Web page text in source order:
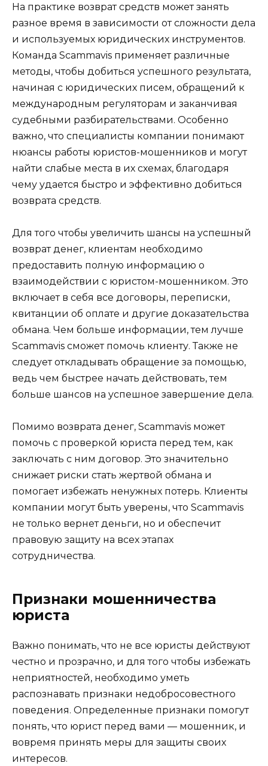
На практике возврат средств может занять
разное время в зависимости от сложности дела
и используемых юридических инструментов.
Команда Scammavis применяет различные
методы, чтобы добиться успешного результата,
начиная с юридических писем, обращений к
международным регуляторам и заканчивая
судебными разбирательствами. Особенно
важно, что специалисты компании понимают
нюансы работы юристов-мошенников и могут
найти слабые места в их схемах, благодаря
чему удается быстро и эффективно добиться
возврата средств.
Для того чтобы увеличить шансы на успешный
возврат денег, клиентам необходимо
предоставить полную информацию о
взаимодействии с юристом-мошенником. Это
включает в себя все договоры, переписки,
квитанции об оплате и другие доказательства
обмана. Чем больше информации, тем лучше
Scammavis сможет помочь клиенту. Также не
следует откладывать обращение за помощью,
ведь чем быстрее начать действовать, тем
больше шансов на успешное завершение дела.
Помимо возврата денег, Scammavis может
помочь с проверкой юриста перед тем, как
заключать с ним договор. Это значительно
снижает риски стать жертвой обмана и
помогает избежать ненужных потерь. Клиенты
компании могут быть уверены, что Scammavis
не только вернет деньги, но и обеспечит
правовую защиту на всех этапах
сотрудничества.
Признаки мошенничества
юриста
Важно понимать, что не все юристы действуют
честно и прозрачно, и для того чтобы избежать
неприятностей, необходимо уметь
распознавать признаки недобросовестного
поведения. Определенные признаки помогут
понять, что юрист перед вами — мошенник, и
вовремя принять меры для защиты своих
интересов.